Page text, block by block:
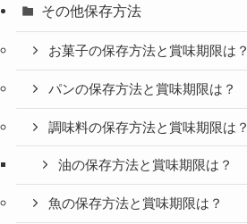
その他保存方法
お菓子の保存方法と賞味期限は？
パンの保存方法と賞味期限は？
調味料の保存方法と賞味期限は？
油の保存方法と賞味期限は？
魚の保存方法と賞味期限は？